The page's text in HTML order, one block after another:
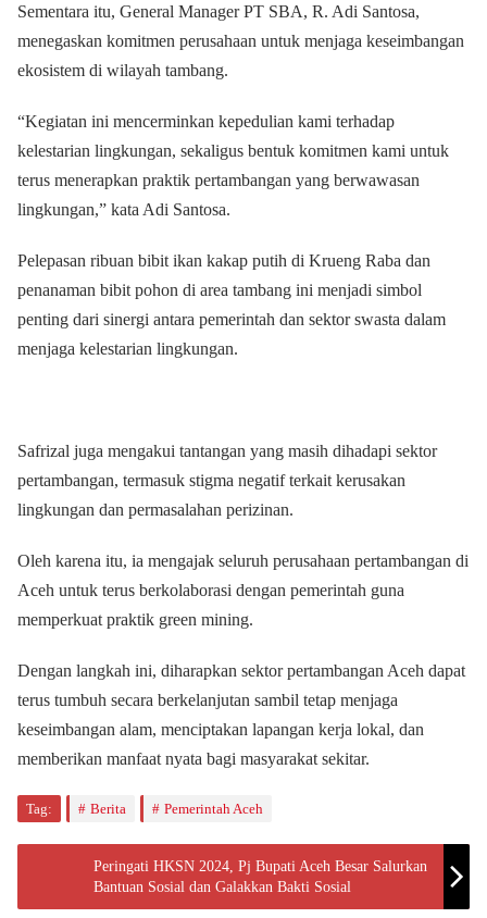
Sementara itu, General Manager PT SBA, R. Adi Santosa,
menegaskan komitmen perusahaan untuk menjaga keseimbangan
ekosistem di wilayah tambang.
“Kegiatan ini mencerminkan kepedulian kami terhadap
kelestarian lingkungan, sekaligus bentuk komitmen kami untuk
terus menerapkan praktik pertambangan yang berwawasan
lingkungan,” kata Adi Santosa.
Pelepasan ribuan bibit ikan kakap putih di Krueng Raba dan
penanaman bibit pohon di area tambang ini menjadi simbol
penting dari sinergi antara pemerintah dan sektor swasta dalam
menjaga kelestarian lingkungan.
Safrizal juga mengakui tantangan yang masih dihadapi sektor
pertambangan, termasuk stigma negatif terkait kerusakan
lingkungan dan permasalahan perizinan.
Oleh karena itu, ia mengajak seluruh perusahaan pertambangan di
Aceh untuk terus berkolaborasi dengan pemerintah guna
memperkuat praktik green mining.
Dengan langkah ini, diharapkan sektor pertambangan Aceh dapat
terus tumbuh secara berkelanjutan sambil tetap menjaga
keseimbangan alam, menciptakan lapangan kerja lokal, dan
memberikan manfaat nyata bagi masyarakat sekitar.
Tag: Berita Pemerintah Aceh
Peringati HKSN 2024, Pj Bupati Aceh Besar Salurkan
Bantuan Sosial dan Galakkan Bakti Sosial